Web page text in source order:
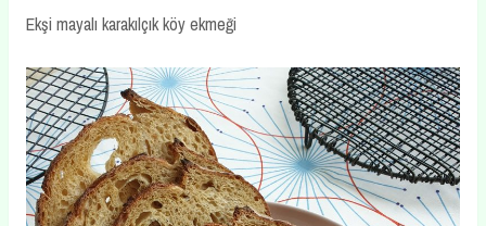
Ekşi mayalı karakılçık köy ekmeği